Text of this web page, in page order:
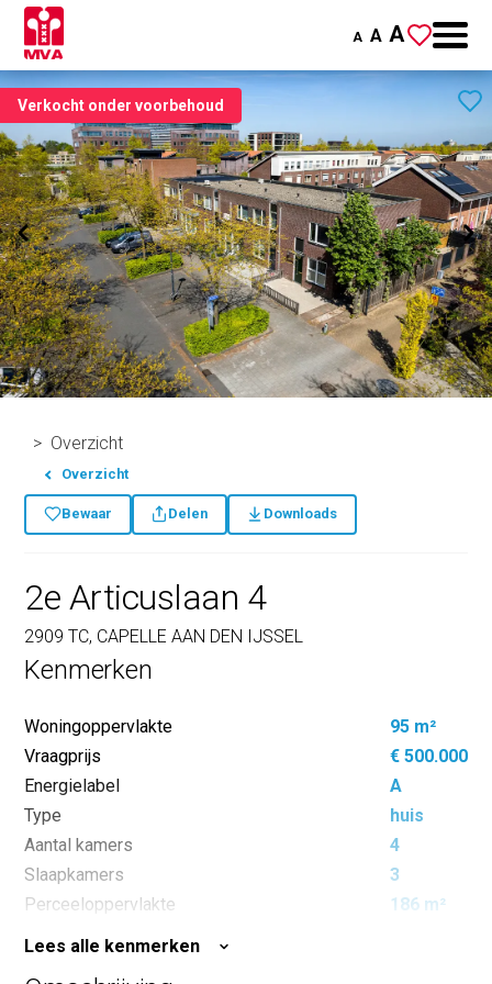
A A A
Verkocht onder voorbehoud
Overzicht
Overzicht
Bewaar Delen Downloads
2e Articuslaan 4
2909 TC, CAPELLE AAN DEN IJSSEL
Kenmerken
Woningoppervlakte
95 m²
Vraagprijs
€ 500.000
Energielabel
A
Type
huis
Aantal kamers
4
Slaapkamers
3
Perceeloppervlakte
186 m²
Inhoud
Lees alle kenmerken